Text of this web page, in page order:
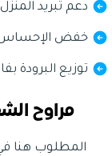
دعم تبريد
خفض الإحساس
توزيع البرودة
مراوح
المطلوب هنا